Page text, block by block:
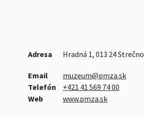
Adresa Hradná 1, 013 24 Strečno
Email
muzeum@pmza.sk
Telefón
+421 41 569 74 00
Web
www.pmza.sk